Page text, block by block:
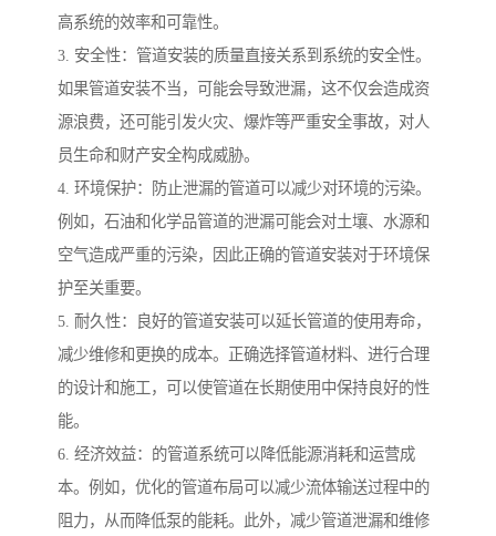
高系统的效率和可靠性。
3. 安全性：管道安装的质量直接关系到系统的安全性。
如果管道安装不当，可能会导致泄漏，这不仅会造成资
源浪费，还可能引发火灾、爆炸等严重安全事故，对人
员生命和财产安全构成威胁。
4. 环境保护：防止泄漏的管道可以减少对环境的污染。
例如，石油和化学品管道的泄漏可能会对土壤、水源和
空气造成严重的污染，因此正确的管道安装对于环境保
护至关重要。
5. 耐久性：良好的管道安装可以延长管道的使用寿命，
减少维修和更换的成本。正确选择管道材料、进行合理
的设计和施工，可以使管道在长期使用中保持良好的性
能。
6. 经济效益：的管道系统可以降低能源消耗和运营成
本。例如，优化的管道布局可以减少流体输送过程中的
阻力，从而降低泵的能耗。此外，减少管道泄漏和维修